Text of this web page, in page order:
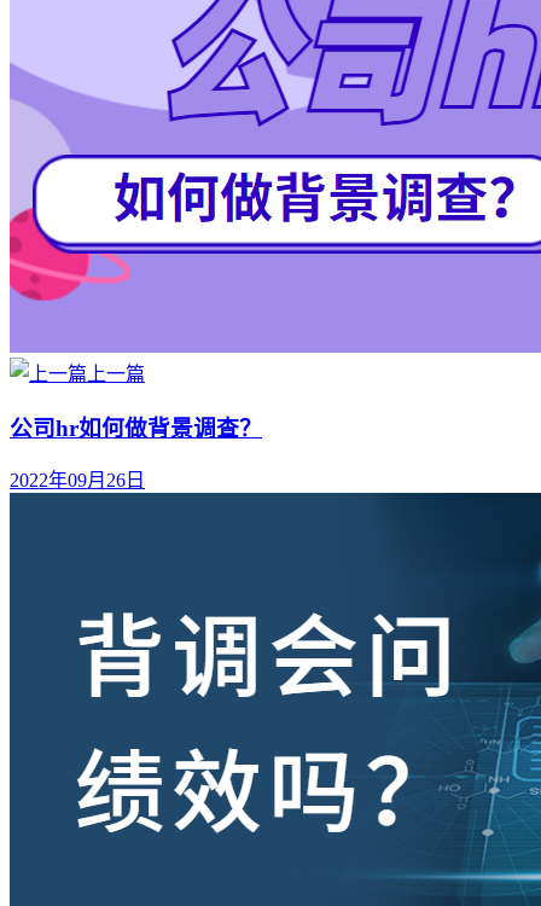
上一篇
公司hr如何做背景调查？
2022年09月26日